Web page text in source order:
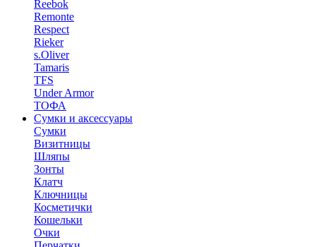
Reebok
Remonte
Respect
Rieker
s.Oliver
Tamaris
TFS
Under Armor
ТОФА
Сумки и аксессуары
Сумки
Визитницы
Шляпы
Зонты
Клатч
Ключницы
Косметички
Кошельки
Очки